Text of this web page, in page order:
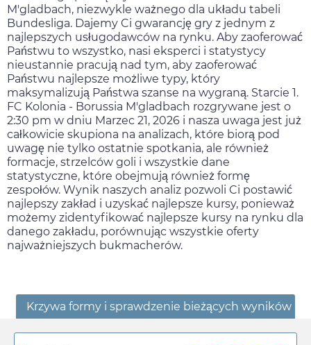
M'gladbach, niezwykle ważnego dla układu tabeli
Bundesliga. Dajemy Ci gwarancję gry z jednym z
najlepszych usługodawców na rynku. Aby zaoferować
Państwu to wszystko, nasi eksperci i statystycy
nieustannie pracują nad tym, aby zaoferować
Państwu najlepsze możliwe typy, który
maksymalizują Państwa szanse na wygraną. Starcie 1.
FC Kolonia - Borussia M'gladbach rozgrywane jest o
2:30 pm w dniu Marzec 21, 2026 i nasza uwaga jest już
całkowicie skupiona na analizach, które biorą pod
uwagę nie tylko ostatnie spotkania, ale również
formacje, strzelców goli i wszystkie dane
statystyczne, które obejmują również formę
zespołów. Wynik naszych analiz pozwoli Ci postawić
najlepszy zakład i uzyskać najlepsze kursy, ponieważ
możemy zidentyfikować najlepsze kursy na rynku dla
danego zakładu, porównując wszystkie oferty
najważniejszych bukmacherów.
Krzywa formy i sprawdzenie bieżących wyników